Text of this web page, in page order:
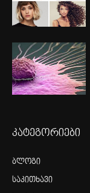
კატეგორიები
ბლოგი
საკითხავი